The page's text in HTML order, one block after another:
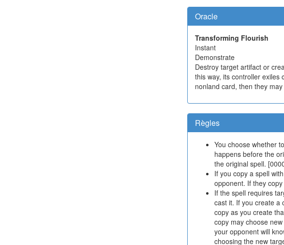
Oracle
Transforming Flourish
Instant
Demonstrate
Destroy target artifact or
this way, its controller exiles
nonland card, then they
Règles
You choose whether
happens before the
the original spell.
If you copy a spell
opponent. If they
If the spell requires
cast it. If you create a
copy as you create
copy may choose
your opponent will
choosing the new